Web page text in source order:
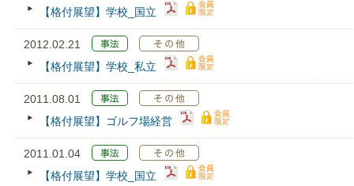
【格付展望】学校_国立
2012.02.21
【格付展望】学校_私立
2011.08.01
【格付展望】ゴルフ場経営
2011.01.04
【格付展望】学校_国立